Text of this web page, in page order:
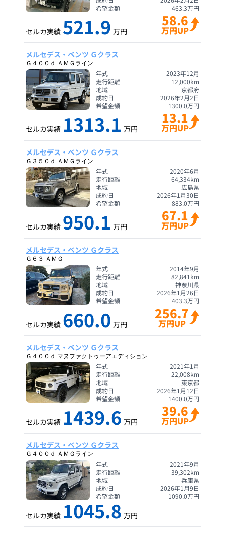
希望金額
463.3万円
セルカ実績 521.9 万円
58.6
万円UP
メルセデス・ベンツ Ｇクラス
Ｇ４００ｄ ＡＭＧライン
年式
2023年12月
走行距離
12,000km
地域
京都府
成約日
2026年2月2日
希望金額
1300.0万円
セルカ実績 1313.1 万円
13.1
万円UP
メルセデス・ベンツ Ｇクラス
Ｇ３５０ｄ ＡＭＧライン
年式
2020年6月
走行距離
64,334km
地域
広島県
成約日
2026年1月30日
希望金額
883.0万円
セルカ実績 950.1 万円
67.1
万円UP
メルセデス・ベンツ Ｇクラス
Ｇ６３ ＡＭＧ
年式
2014年9月
走行距離
82,841 km
地域
神奈川県
成約日
2026年1月26日
希望金額
403.3万円
セルカ実績 660.0 万円
256.7
万円UP
メルセデス・ベンツ Ｇクラス
Ｇ４００ｄ マヌファクトゥーアエディション
年式
2021年1月
走行距離
22,008km
地域
東京都
成約日
2026年1月12日
希望金額
1400.0万円
セルカ実績 1439.6 万円
39.6
万円UP
メルセデス・ベンツ Ｇクラス
Ｇ４００ｄ ＡＭＧライン
年式
2021年9月
走行距離
39,302km
地域
兵庫県
成約日
2026年1月9日
希望金額
1090.0万円
セルカ実績 1045.8 万円